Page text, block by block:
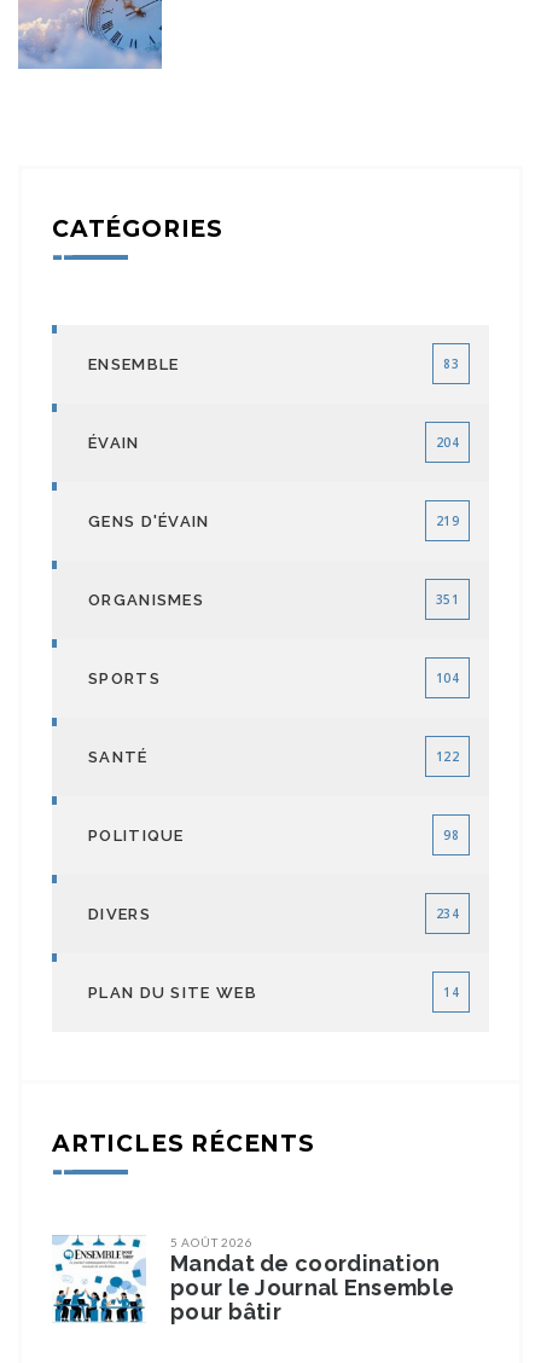
CATÉGORIES
ENSEMBLE 83
ÉVAIN 204
GENS D'ÉVAIN 219
ORGANISMES 351
SPORTS 104
SANTÉ 122
POLITIQUE 98
DIVERS 234
PLAN DU SITE WEB 14
ARTICLES RÉCENTS
5 AOÛT 2026
Mandat de coordination
pour le Journal Ensemble
pour bâtir